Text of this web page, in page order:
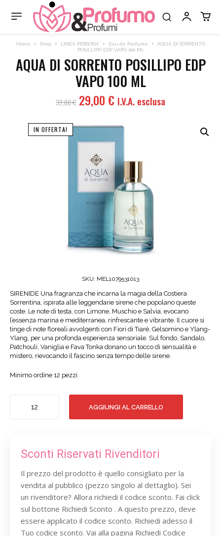
Home Shop LINEA PERSONA Eau de Parfume
AQUA DI SORRENTO
POSILLIPO EDP VAPO 100 ML
AQUA DI SORRENTO POSILLIPO EDP
VAPO 100 ML
32,00€ Il
prezzo
originale
32,00 €.
29,00€ Il
prezzo
attuale
29,00 €.
I.V.A. esclusa
IN OFFERTA!
SKU: MEL1079531013
SIRENIDE Una fragranza che incarna la magia della Costiera
Sorrentina, ispirata alle leggendarie sirene che popolano queste
coste. Le note di testa, con Limone, Muschio e Salvia, evocano
l’essenza marina e mediterranea, rinfrescante e vibrante. Il cuore si
tinge di note floreali avvolgenti con Fiori di Tiaré, Gelsomino e Ylang-
Ylang, per una profonda esperienza sensoriale. Sul fondo, Sandalo,
Patchouli, Vaniglia e Fava Tonka donano un tocco di sensualità e
mistero, rievocando il fascino senza tempo delle sirene.
Minimo ordine 12 pezzi
VAPO
quantità
AGGIUNGI AL CARRELLO
Sconti Riservati Rivenditori
Il prezzo del prodotto è quello consigliato per la
vendita al pubblico (pezzo singolo al dettaglio). Sei
un rivenditore? Allora richiedi il codice sconto. Fai click
sul bottone Richiedi Sconto . A questo prezzo, deve
essere applicato il codice sconto. Richiedi adesso il
Tuo codice sconto. Vai alla pagina Richiedi Codice